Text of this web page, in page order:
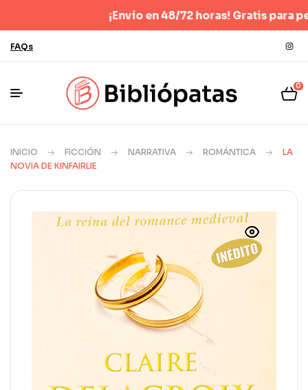
¡Envío en 48/72 horas! Gratis para
FAQs
0
INICIO FICCIÓN NARRATIVA ROMÁNTICA
LA
NOVIA DE KINFAIRLIE